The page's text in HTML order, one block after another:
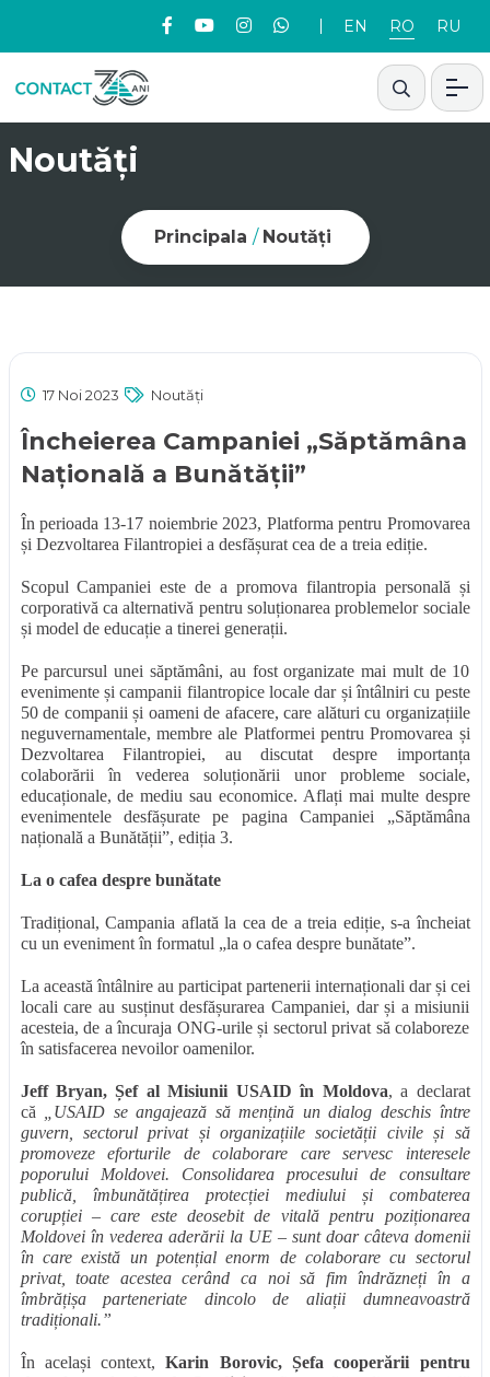
EN RO RU
Noutăți
Principala / Noutăți
17 Noi 2023 Noutăți
Încheierea Campaniei „Săptămâna
Națională a Bunătății”
În perioada 13-17 noiembrie 2023, Platforma pentru Promovarea
și Dezvoltarea Filantropiei a desfășurat cea de a treia ediție.
Scopul Campaniei este de a promova filantropia personală și
corporativă ca alternativă pentru soluționarea problemelor sociale
și model de educație a tinerei generații.
Pe parcursul unei săptămâni, au fost organizate mai mult de 10
evenimente și campanii filantropice locale dar și întâlniri cu peste
50 de companii și oameni de afacere, care alături cu organizațiile
neguvernamentale, membre ale Platformei pentru Promovarea și
Dezvoltarea Filantropiei, au discutat despre importanța
colaborării în vederea soluționării unor probleme sociale,
educaționale, de mediu sau economice. Aflați mai multe despre
evenimentele desfășurate pe pagina Campaniei „Săptămâna
națională a Bunătății”, ediția 3.
La o cafea despre bunătate
Tradițional, Campania aflată la cea de a treia ediție, s-a încheiat
cu un eveniment în formatul „la o cafea despre bunătate”.
La această întâlnire au participat partenerii internaționali dar și cei
locali care au susținut desfășurarea Campaniei, dar și a misiunii
acesteia, de a încuraja ONG-urile și sectorul privat să colaboreze
în satisfacerea nevoilor oamenilor.
Jeff Bryan, Șef al Misiunii USAID în Moldova, a declarat
că
„USAID se angajează să mențină un dialog deschis între
guvern, sectorul privat și organizațiile societății civile și să
promoveze eforturile de colaborare care servesc interesele
poporului Moldovei. Consolidarea procesului de consultare
publică, îmbunătățirea protecției mediului și combaterea
corupției – care este deosebit de vitală pentru poziționarea
Moldovei în vederea aderării la UE – sunt doar câteva domenii
în care există un potențial enorm de colaborare cu sectorul
privat, toate acestea cerând ca noi să fim îndrăzneți în a
îmbrățișa parteneriate dincolo de aliații dumneavoastră
tradiționali.”
În același context,Karin Borovic, Șefa cooperării pentru